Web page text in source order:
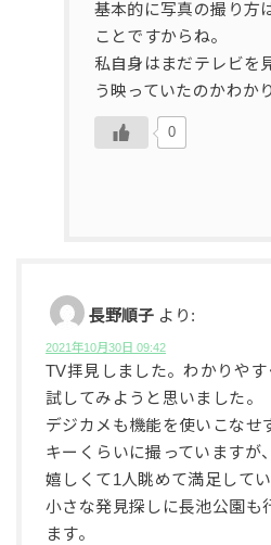
基本的に写真の撮り方
ことですからね。
私自身はまだテレビを
う映っていたのかわか
0
長野順子 より:
2021年10月30日 09:42
TV拝見しました。わかりや
試してみようと思いました。
デジカメも機能を使いこなせ
キーくらいに撮っていますが
嬉しくて1人眺めて満足してい
小さな発見探しに長池公園も
ます。